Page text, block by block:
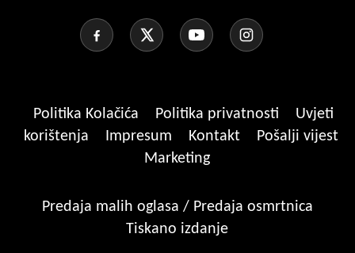
Politika Kolačića Politika privatnosti
Uvjeti
korištenja
Impresum Kontakt
Pošalji vijest
Marketing
Predaja malih oglasa / Predaja osmrtnica
Tiskano izdanje